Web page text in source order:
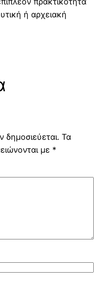
ή αρχειακή
δημοσιεύεται. Τα
με *